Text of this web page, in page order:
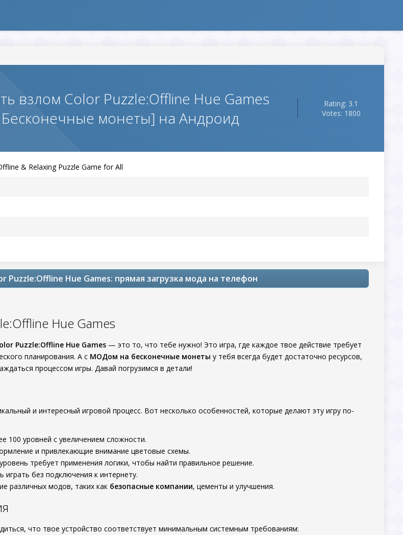
взлом Color Puzzle:Offline Hue Games
монеты] на Андроид
Rating: 3.1
Votes: 1800
& Relaxing Puzzle Game for All
Puzzle:Offline Hue Games: прямая загрузка мода на телефон
Hue Games
Puzzle:Offline Hue Games — это то, что тебе нужно! Это игра, где каждое твое действие требует
планирования. А с МОДом на бесконечные монеты у тебя всегда будет достаточно ресурсов,
процессом игры. Давай погрузимся в детали!
и интересный игровой процесс. Вот несколько особенностей, которые делают эту игру по-
100 уровней с увеличением сложности.
и привлекающие внимание цветовые схемы.
требует применения логики, чтобы найти правильное решение.
играть без подключения к интернету.
различных модов, таких как безопасные компании, цементы и улучшения.
что твое устройство соответствует минимальным системным требованиям: